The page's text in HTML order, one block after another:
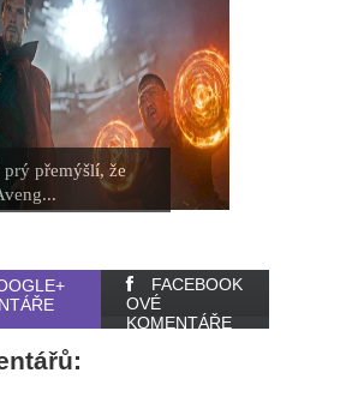
přemýšlí, že
FACEBOOK
OVÉ
KOMENTÁŘE